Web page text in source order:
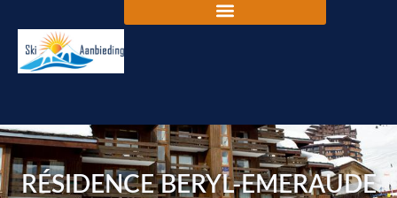
RÉSIDENCE BERYL-EMERAUDE